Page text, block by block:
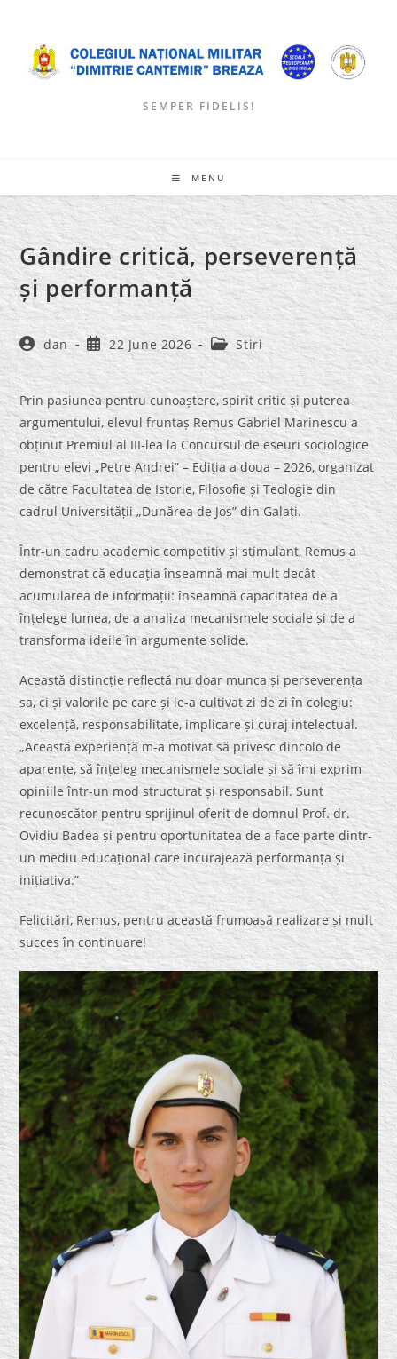
content
SEMPER FIDELIS!
MENU
Gândire critică, perseverență
și performanță
Post
author:
dan
Post
published:
22 June 2026
Post
category:
Stiri
Prin pasiunea pentru cunoaștere, spirit critic și puterea
argumentului, elevul fruntaș Remus Gabriel Marinescu a
obținut Premiul al III-lea la Concursul de eseuri sociologice
pentru elevi „Petre Andrei” – Ediția a doua – 2026, organizat
de către Facultatea de Istorie, Filosofie și Teologie din
cadrul Universității „Dunărea de Jos” din Galați.
Într-un cadru academic competitiv și stimulant, Remus a
demonstrat că educația înseamnă mai mult decât
acumularea de informații: înseamnă capacitatea de a
înțelege lumea, de a analiza mecanismele sociale și de a
transforma ideile în argumente solide.
Această distincție reflectă nu doar munca și perseverența
sa, ci și valorile pe care și le-a cultivat zi de zi în colegiu:
excelență, responsabilitate, implicare și curaj intelectual.
„Această experiență m-a motivat să privesc dincolo de
aparențe, să înțeleg mecanismele sociale și să îmi exprim
opiniile într-un mod structurat și responsabil. Sunt
recunoscător pentru sprijinul oferit de domnul Prof. dr.
Ovidiu Badea și pentru oportunitatea de a face parte dintr-
un mediu educațional care încurajează performanța și
inițiativa.”
Felicitări, Remus, pentru această frumoasă realizare și mult
succes în continuare!